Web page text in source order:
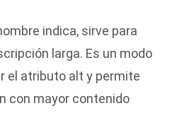
indica, sirve para
larga. Es un modo
el atributo alt y permite
con mayor contenido